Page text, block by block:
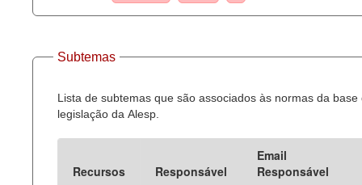
Subtemas
Lista de subtemas que são associados às normas da base
legislação da Alesp.
Recursos Responsável
Email
Responsável